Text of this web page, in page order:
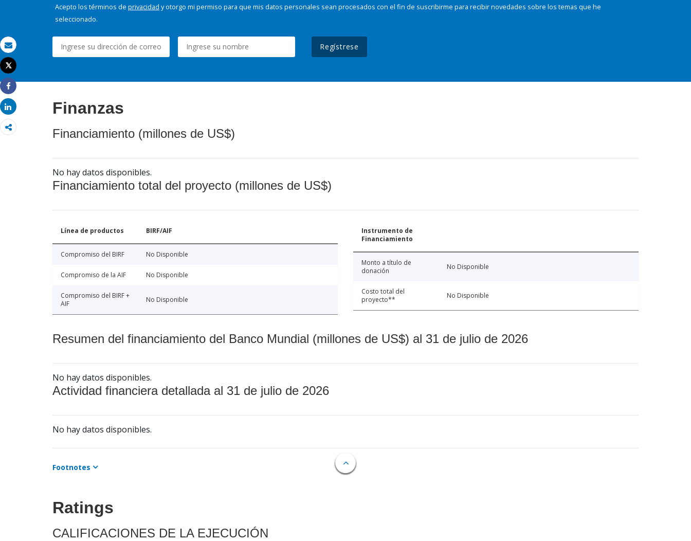
Correo electrónico
Imprimir
Tweet
Share
Share
Acepto los términos de privacidad y otorgo mi permiso para que mis datos personales sean procesados con el fin de suscribirme para recibir novedades sobre los temas que he
seleccionado.
Regístrese
Finanzas
Financiamiento (millones de US$)
No hay datos disponibles.
Financiamiento total del proyecto (millones de US$)
Línea de productos BIRF/AIF
Compromiso del BIRF No Disponible
Compromiso de la AIF No Disponible
Compromiso del BIRF +
AIF
No Disponible
Instrumento de
Financiamiento
Monto a título de
donación
No Disponible
Costo total del
proyecto**
No Disponible
Resumen del financiamiento del Banco Mundial (millones de US$) al 31 de julio de 2026
No hay datos disponibles.
Actividad financiera detallada al 31 de julio de 2026
No hay datos disponibles.
Footnotes
Ratings
CALIFICACIONES DE LA EJECUCIÓN